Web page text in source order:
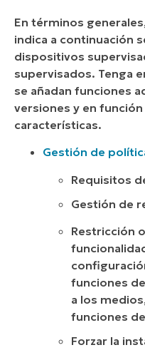
En términos
indica a continuación
dispositivos
supervisados. Tenga
se añadan funciones
versiones y en
características.
Gestión de
Requisitos
Gestión de
Restricción
funciones
a los
funciones
Forzar la